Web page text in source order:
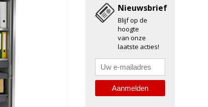
Nieuwsbrief
Blijf op de
hoogte
van onze
laatste acties!